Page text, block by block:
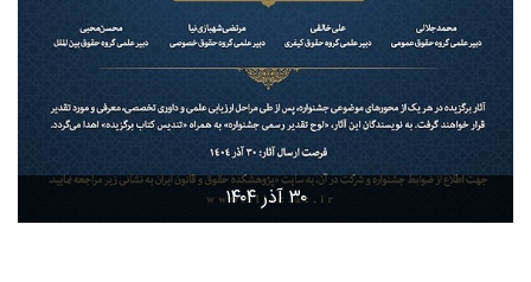
۳۰ آذر ۱۴۰۴